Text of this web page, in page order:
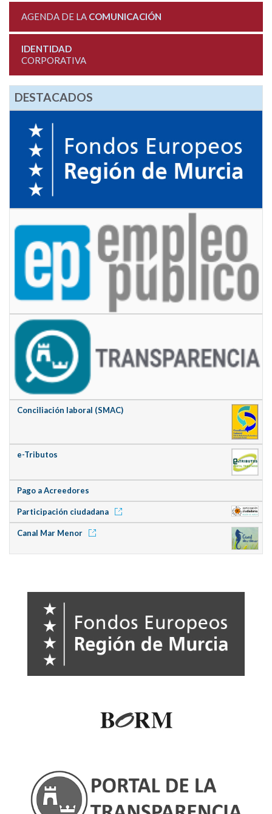
AGENDA DE LA COMUNICACIÓN
IDENTIDAD
CORPORATIVA
DESTACADOS
Conciliación laboral (SMAC)
e-Tributos
Pago a Acreedores
Participación ciudadana
Canal Mar Menor